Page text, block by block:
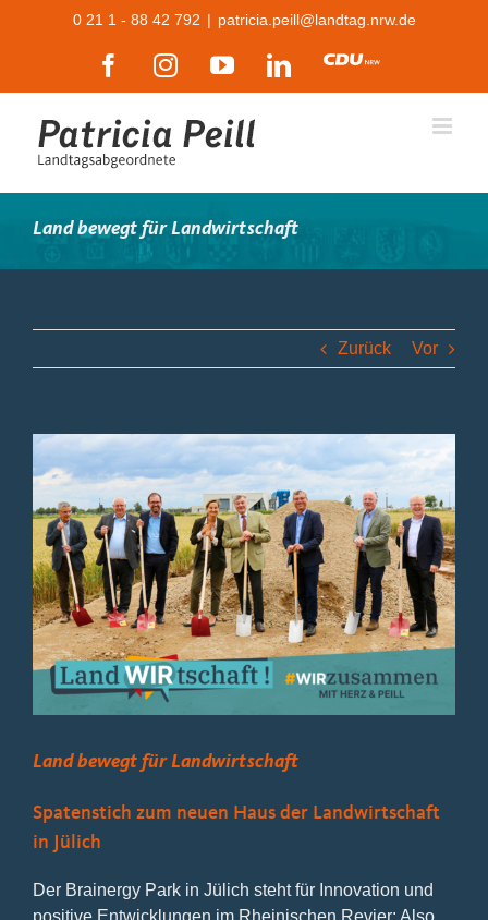
0 21 1 - 88 42 792 | patricia.peill@landtag.nrw.de
FacebookInstagramYouTubeLinkedIn
CDU
Land bewegt für Landwirtschaft
Zurück Vor
Zeige
grösseres
Bild
Land bewegt für Landwirtschaft
Spatenstich zum neuen Haus der Landwirtschaft
in Jülich
Der Brainergy Park in Jülich steht für Innovation und